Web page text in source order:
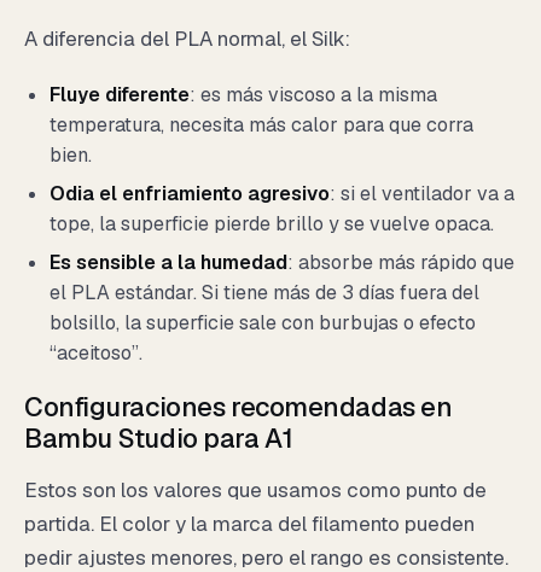
A diferencia del PLA normal, el Silk:
Fluye diferente: es más viscoso a la misma
temperatura, necesita más calor para que corra
bien.
Odia el enfriamiento agresivo: si el ventilador va a
tope, la superficie pierde brillo y se vuelve opaca.
Es sensible a la humedad: absorbe más rápido que
el PLA estándar. Si tiene más de 3 días fuera del
bolsillo, la superficie sale con burbujas o efecto
“aceitoso”.
Configuraciones recomendadas en
Bambu Studio para A1
Estos son los valores que usamos como punto de
partida. El color y la marca del filamento pueden
pedir ajustes menores, pero el rango es consistente.